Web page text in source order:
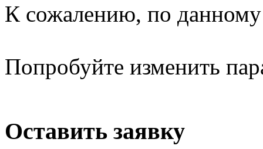
К сожалению, по данному
Попробуйте изменить
Оставить заявку